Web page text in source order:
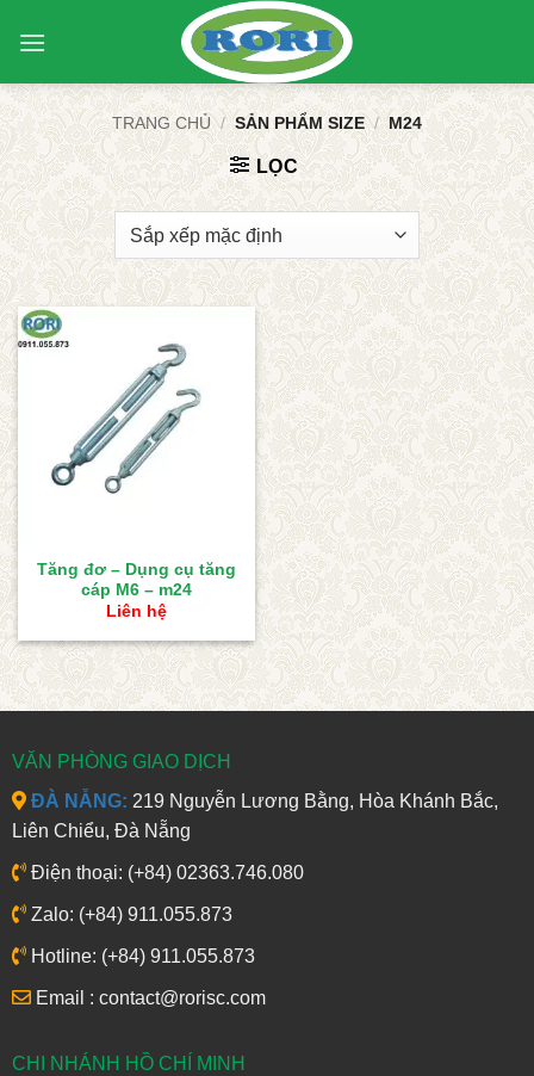
qua
dung
TRANG CHỦ / SẢN PHẨM SIZE / M24
LỌC
Tăng đơ – Dụng cụ tăng
cáp M6 – m24
Liên hệ
VĂN PHÒNG GIAO DỊCH
ĐÀ NẴNG: 219 Nguyễn Lương Bằng, Hòa Khánh Bắc,
Liên Chiểu, Đà Nẵng
Điện thoại: (+84) 02363.746.080
Zalo: (+84) 911.055.873
Hotline: (+84) 911.055.873
Email : contact@rorisc.com
CHI NHÁNH HỒ CHÍ MINH